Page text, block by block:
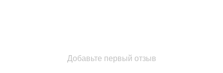
Добавьте первый отзыв